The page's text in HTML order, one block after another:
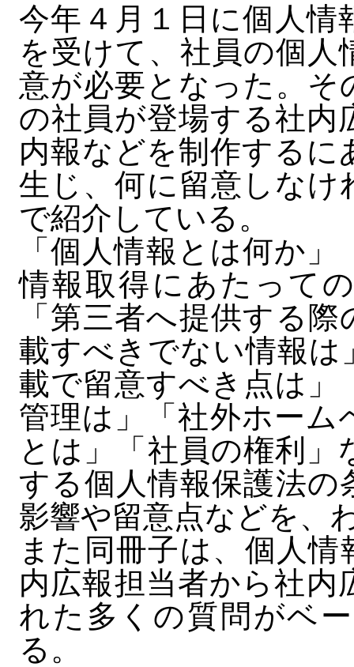
今年４月１日に個人情
を受けて、社員の個
意が必要となった。そ
の社員が登場する社内
内報などを制作する
生じ、何に留意しなけ
で紹介している。
「個人情報とは何か
情報取得にあたって
「第三者へ提供する
載すべきでない情報は
載で留意すべき点は」
管理は」「社外ホーム
とは」「社員の権利
する個人情報保護法の
影響や留意点などを、
また同冊子は、個人
内広報担当者から社
れた多くの質問がベ
る。